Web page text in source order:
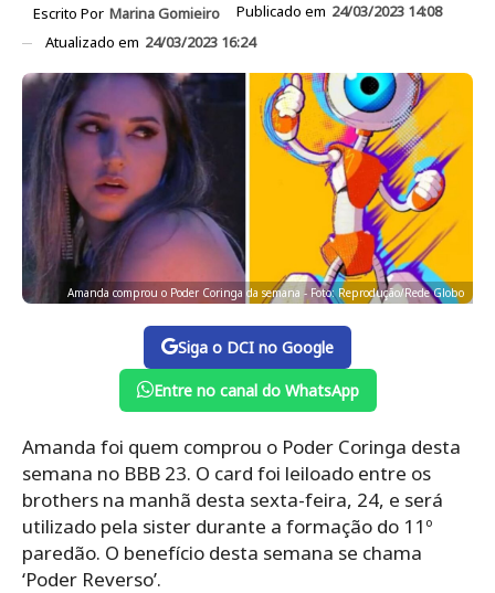
Escrito Por Marina Gomieiro Publicado em 24/03/2023 14:08
Atualizado em 24/03/2023 16:24
Amanda comprou o Poder Coringa da semana - Foto: Reprodução/Rede Globo
Siga o DCI no Google
Entre no canal do WhatsApp
Amanda foi quem comprou o Poder Coringa desta
semana no BBB 23. O card foi leiloado entre os
brothers na manhã desta sexta-feira, 24, e será
utilizado pela sister durante a formação do 11º
paredão. O benefício desta semana se chama
‘Poder Reverso’.